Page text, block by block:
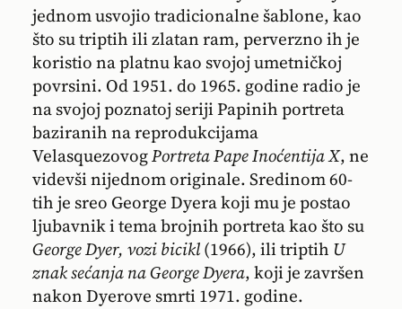
jednom usvojio tradicionalne šablone, kao
što su triptih ili zlatan ram, perverzno ih je
koristio na platnu kao svojoj umetničkoj
povrsini. Od 1951. do 1965. godine radio je
na svojoj poznatoj seriji Papinih portreta
baziranih na reprodukcijama
VelasquezovogPortreta Pape Inoćentija X, ne
videvši nijednom originale. Sredinom 60-
tih je sreo George Dyera koji mu je postao
ljubavnik i tema brojnih portreta kao što su
George Dyer, vozi bicikl(1966), ili triptih U
znak sećanja na George Dyera, koji je završen
nakon Dyerove smrti 1971. godine.